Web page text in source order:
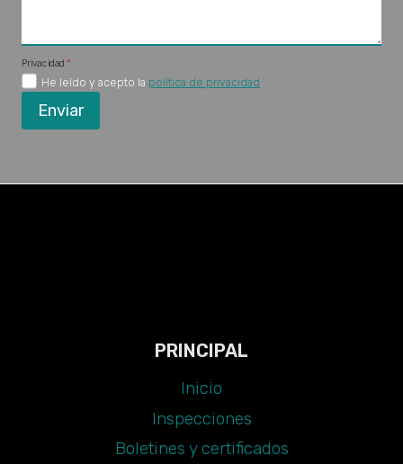
Privacidad *
He leído y acepto la política de privacidad .
Enviar
PRINCIPAL
Inicio
Inspecciones
Boletines y certificados